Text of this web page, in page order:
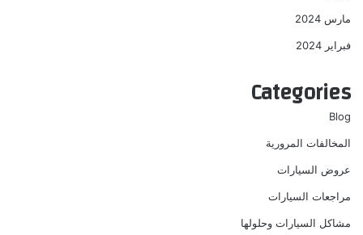
مارس 2024
فبراير 2024
Categories
Blog
المخالفات المرورية
عروض السيارات
مراجعات السيارات
مشاكل السيارات وحلولها